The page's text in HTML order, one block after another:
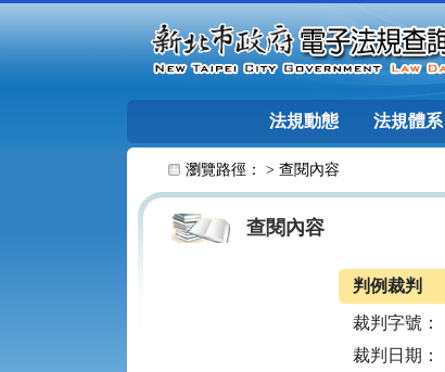
法規動態 法規體系
瀏覽路徑： > 查閱內容
查閱內容
判例裁判
裁判字號：
裁判日期：